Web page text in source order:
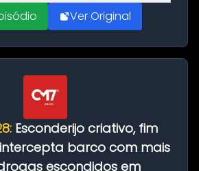
Ver Original
Esconderijo criativo, fim
barco com mais
escondidos em